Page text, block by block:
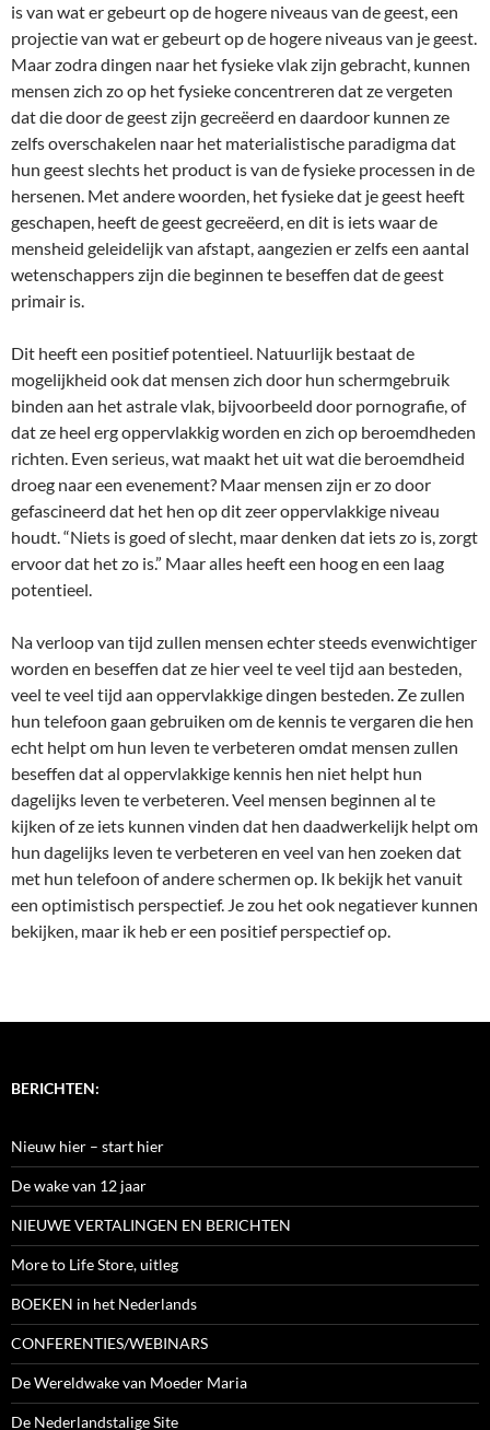
is van wat er gebeurt op de hogere niveaus van de geest, een
projectie van wat er gebeurt op de hogere niveaus van je geest.
Maar zodra dingen naar het fysieke vlak zijn gebracht, kunnen
mensen zich zo op het fysieke concentreren dat ze vergeten
dat die door de geest zijn gecreëerd en daardoor kunnen ze
zelfs overschakelen naar het materialistische paradigma dat
hun geest slechts het product is van de fysieke processen in de
hersenen. Met andere woorden, het fysieke dat je geest heeft
geschapen, heeft de geest gecreëerd, en dit is iets waar de
mensheid geleidelijk van afstapt, aangezien er zelfs een aantal
wetenschappers zijn die beginnen te beseffen dat de geest
primair is.
Dit heeft een positief potentieel. Natuurlijk bestaat de
mogelijkheid ook dat mensen zich door hun schermgebruik
binden aan het astrale vlak, bijvoorbeeld door pornografie, of
dat ze heel erg oppervlakkig worden en zich op beroemdheden
richten. Even serieus, wat maakt het uit wat die beroemdheid
droeg naar een evenement? Maar mensen zijn er zo door
gefascineerd dat het hen op dit zeer oppervlakkige niveau
houdt. “Niets is goed of slecht, maar denken dat iets zo is, zorgt
ervoor dat het zo is.” Maar alles heeft een hoog en een laag
potentieel.
Na verloop van tijd zullen mensen echter steeds evenwichtiger
worden en beseffen dat ze hier veel te veel tijd aan besteden,
veel te veel tijd aan oppervlakkige dingen besteden. Ze zullen
hun telefoon gaan gebruiken om de kennis te vergaren die hen
echt helpt om hun leven te verbeteren omdat mensen zullen
beseffen dat al oppervlakkige kennis hen niet helpt hun
dagelijks leven te verbeteren. Veel mensen beginnen al te
kijken of ze iets kunnen vinden dat hen daadwerkelijk helpt om
hun dagelijks leven te verbeteren en veel van hen zoeken dat
met hun telefoon of andere schermen op. Ik bekijk het vanuit
een optimistisch perspectief. Je zou het ook negatiever kunnen
bekijken, maar ik heb er een positief perspectief op.
BERICHTEN:
Nieuw hier – start hier
De wake van 12 jaar
NIEUWE VERTALINGEN EN BERICHTEN
More to Life Store, uitleg
BOEKEN in het Nederlands
CONFERENTIES/WEBINARS
De Wereldwake van Moeder Maria
De Nederlandstalige Site